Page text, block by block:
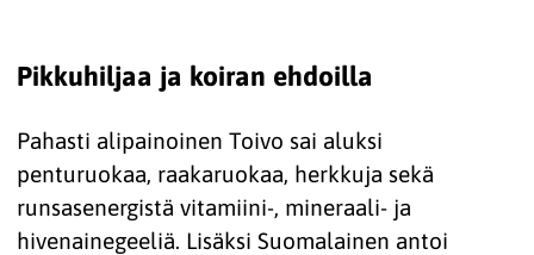
Pikkuhiljaa ja koiran ehdoilla
Pahasti alipainoinen Toivo sai aluksi
penturuokaa, raakaruokaa, herkkuja sekä
runsasenergistä vitamiini-, mineraali- ja
hivenainegeeliä. Lisäksi Suomalainen antoi